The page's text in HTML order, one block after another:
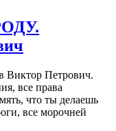
Петрович.
все права
что ты делаешь
все морочней